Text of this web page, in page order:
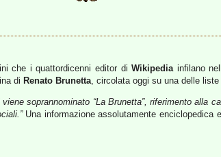
che i quattordicenni editor diWikipediainfilano
di Renato Brunetta, circolata oggi su una delle liste
viene soprannominato “La Brunetta”, riferimento alla
Una informazione assolutamente